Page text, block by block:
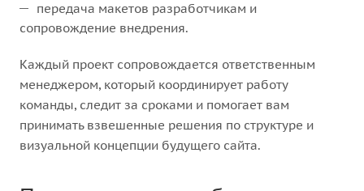
передача макетов разработчикам и
сопровождение внедрения.
Каждый проект сопровождается ответственным
менеджером, который координирует работу
команды, следит за сроками и помогает вам
принимать взвешенные решения по структуре и
визуальной концепции будущего сайта.